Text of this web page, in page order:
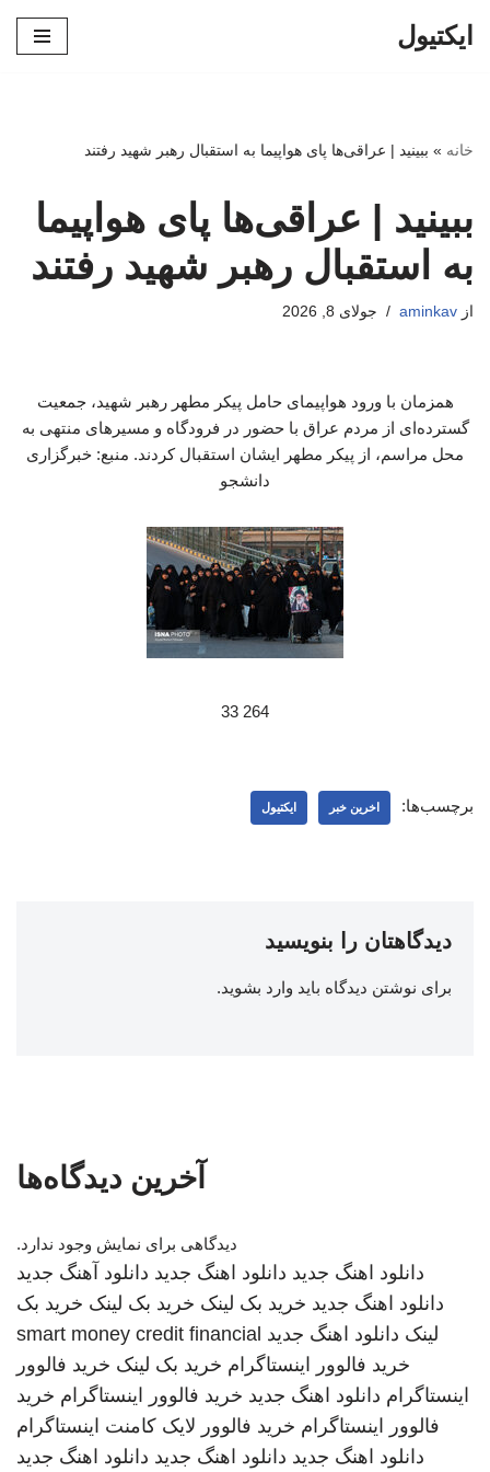
ایکتیول
خانه » ببینید | عراقی‌ها پای هواپیما به استقبال رهبر شهید رفتند
ببینید | عراقی‌ها پای هواپیما
به استقبال رهبر شهید رفتند
از aminkav جولای 8, 2026
همزمان با ورود هواپیمای حامل پیکر مطهر رهبر شهید، جمعیت
گسترده‌ای از مردم عراق با حضور در فرودگاه و مسیرهای منتهی به
محل مراسم، از پیکر مطهر ایشان استقبال کردند. منبع: خبرگزاری
دانشجو
264 33
برچسب‌ها: اخرین خبر ایکتیول
دیدگاهتان را بنویسید
برای نوشتن دیدگاه باید وارد بشوید.
آخرین دیدگاه‌ها
دیدگاهی برای نمایش وجود ندارد.
دانلود اهنگ جدید دانلود اهنگ جدید دانلود آهنگ جدید
دانلود اهنگ جدید خرید بک لینک خرید بک لینک خرید بک
لینک دانلود اهنگ جدید smart money credit financial
خرید فالوور اینستاگرام خرید بک لینک خرید فالوور
اینستاگرام دانلود اهنگ جدید خرید فالوور اینستاگرام خرید
فالوور اینستاگرام خرید فالوور لایک کامنت اینستاگرام
دانلود اهنگ جدید دانلود اهنگ جدید دانلود اهنگ جدید